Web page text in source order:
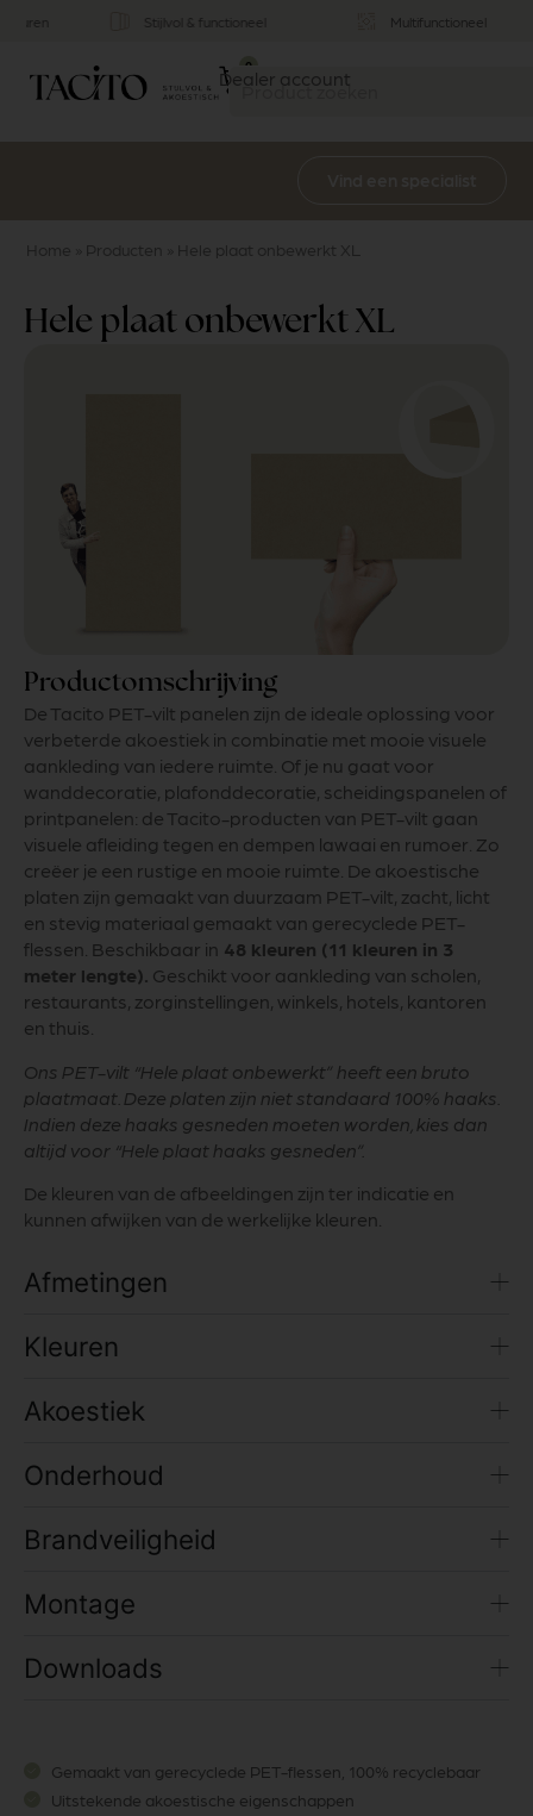
Stijlvol & functioneel Multifunctioneel
Dealer account
0
Home Producten Hele plaat onbewerkt XL
Hele plaat onbewerkt XL
Productomschrijving
De Tacito PET-vilt panelen zijn de ideale oplossing voor
verbeterde akoestiek in combinatie met mooie visuele
aankleding van iedere ruimte. Of je nu gaat voor
wanddecoratie, plafonddecoratie, scheidingspanelen of
printpanelen: de Tacito-producten van PET-vilt gaan
visuele afleiding tegen en dempen lawaai en rumoer. Zo
creëer je een rustige en mooie ruimte. De akoestische
platen zijn gemaakt van duurzaam PET-vilt, zacht, licht
en stevig materiaal gemaakt van gerecyclede PET-
flessen. Beschikbaar in 48 kleuren (11 kleuren in 3
meter lengte). Geschikt voor aankleding van scholen,
restaurants, zorginstellingen, winkels, hotels, kantoren
en thuis.
Ons PET-vilt “Hele plaat onbewerkt” heeft een bruto
plaatmaat. Deze platen zijn niet standaard 100% haaks.
Indien deze haaks gesneden moeten worden, kies dan
altijd voor “Hele plaat haaks gesneden”.
De kleuren van de afbeeldingen zijn ter indicatie en
kunnen afwijken van de werkelijke kleuren.
Afmetingen
Kleuren
Akoestiek
Onderhoud
Brandveiligheid
Montage
Downloads
Gemaakt van gerecyclede PET-flessen, 100% recyclebaar
Uitstekende akoestische eigenschappen